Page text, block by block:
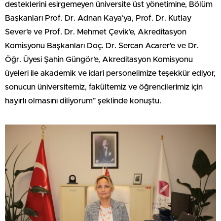
desteklerini esirgemeyen üniversite üst yönetimine, Bölüm
Başkanları Prof. Dr. Adnan Kaya’ya, Prof. Dr. Kutlay
Sever’e ve Prof. Dr. Mehmet Çevik’e, Akreditasyon
Komisyonu Başkanları Doç. Dr. Sercan Acarer’e ve Dr.
Öğr. Üyesi Şahin Güngör’e, Akreditasyon Komisyonu
üyeleri ile akademik ve idari personelimize teşekkür ediyor,
sonucun üniversitemiz, fakültemiz ve öğrencilerimiz için
hayırlı olmasını diliyorum” şeklinde konuştu.